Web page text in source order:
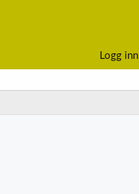
Logg inn